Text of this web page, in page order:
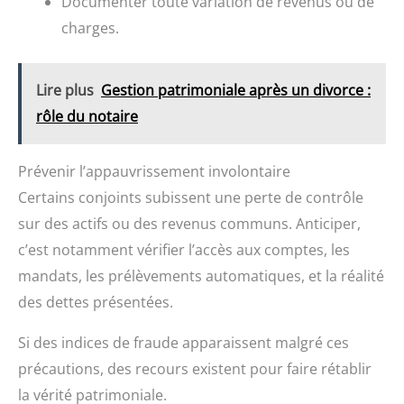
charges.
Lire plus Gestion patrimoniale après un divorce :
rôle du notaire
Prévenir l’appauvrissement involontaire
Certains conjoints subissent une perte de contrôle
sur des actifs ou des revenus communs. Anticiper,
c’est notamment vérifier l’accès aux comptes, les
mandats, les prélèvements automatiques, et la réalité
des dettes présentées.
Si des indices de fraude apparaissent malgré ces
précautions, des recours existent pour faire rétablir
la vérité patrimoniale.